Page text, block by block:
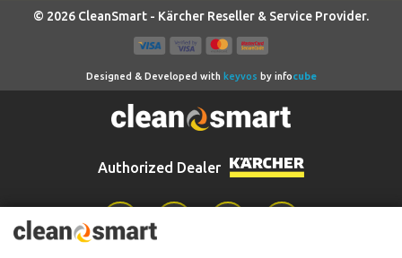
© 2026 CleanSmart - Kärcher Reseller & Service Provider.
Designed & Developed with keyvos by infocube
Authorized Dealer